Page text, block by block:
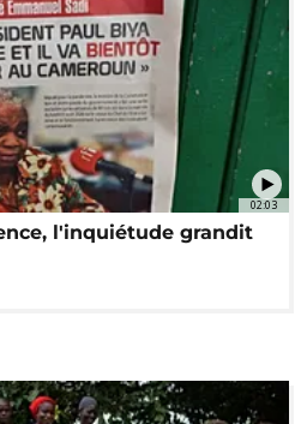
02:03
l'inquiétude grandit